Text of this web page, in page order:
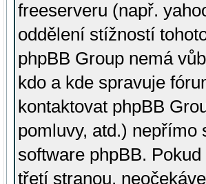
freeserveru (např.
oddělení stížností
phpBB Group nemá
kdo a kde spravuje
kontaktovat phpBB
pomluvy, atd.) nepřímo
software phpBB.
třetí stranou,